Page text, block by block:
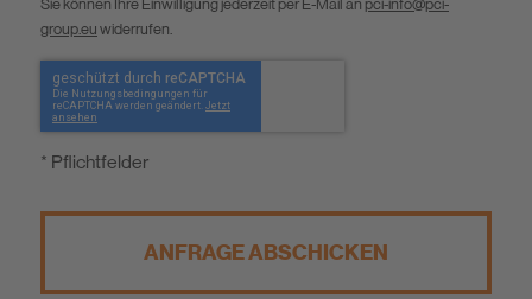
Sie können Ihre Einwilligung jederzeit per E-Mail an pci-info@pci-
group.eu widerrufen.
* Pflichtfelder
ANFRAGE ABSCHICKEN